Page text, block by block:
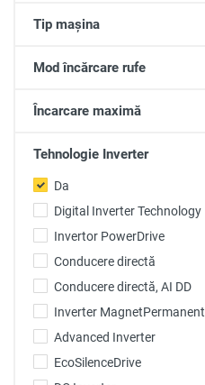
Tip mașina
Mod încărcare rufe
Încarcare maximă
Tehnologie Inverter
Da
Digital Inverter Technology
Invertor PowerDrive
Conducere directă
Conducere directă, AI DD
Inverter MagnetPermanent
Advanced Inverter
EcoSilenceDrive